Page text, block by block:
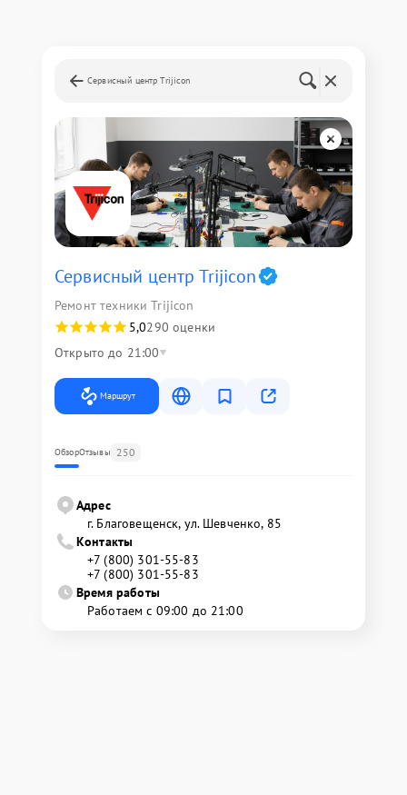
Сервисный центр Trijicon
Сервисный центр Trijicon
Ремонт техники Trijicon
5,0290 оценки
Открыто до 21:00
Маршрут
ОбзорОтзывы 250
Адрес
г. Благовещенск, ул. Шевченко, 85
Контакты
+7 (800) 301-55-83
+7 (800) 301-55-83
Время работы
Работаем с 09:00 до 21:00